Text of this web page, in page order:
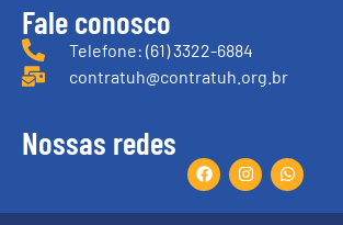
Fale conosco
Telefone: (61) 3322-6884
contratuh@contratuh.org.br
Nossas redes